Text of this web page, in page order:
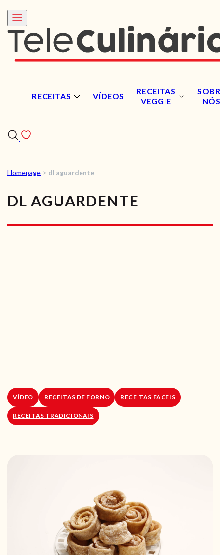
RECEITAS VÍDEOS
RECEITAS
VEGGIE
NÓS
VÍDEOS
RECEITAS VEGGIE
Homepage > dl aguardente
DL AGUARDENTE
VÍDEO RECEITAS DE FORNO RECEITAS FACEIS
RECEITAS TRADICIONAIS